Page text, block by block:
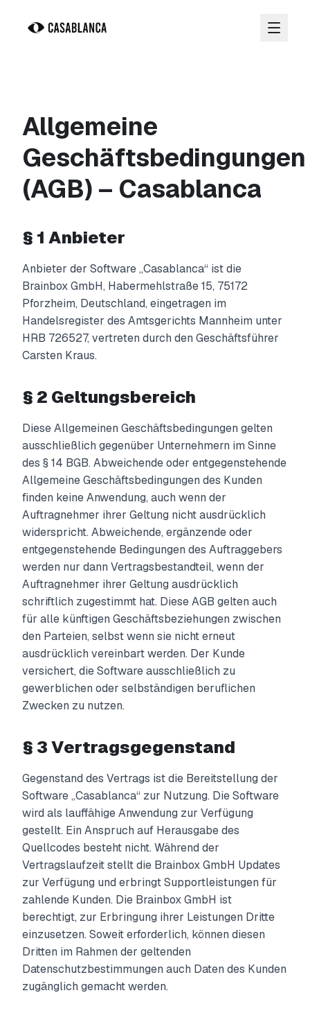
Allgemeine
Geschäftsbedingungen
(AGB) – Casablanca
§ 1 Anbieter
Anbieter der Software „Casablanca“ ist die
Brainbox GmbH, Habermehlstraße 15, 75172
Pforzheim, Deutschland, eingetragen im
Handelsregister des Amtsgerichts Mannheim unter
HRB 726527, vertreten durch den Geschäftsführer
Carsten Kraus.
§ 2 Geltungsbereich
Diese Allgemeinen Geschäftsbedingungen gelten
ausschließlich gegenüber Unternehmern im Sinne
des § 14 BGB. Abweichende oder entgegenstehende
Allgemeine Geschäftsbedingungen des Kunden
finden keine Anwendung, auch wenn der
Auftragnehmer ihrer Geltung nicht ausdrücklich
widerspricht. Abweichende, ergänzende oder
entgegenstehende Bedingungen des Auftraggebers
werden nur dann Vertragsbestandteil, wenn der
Auftragnehmer ihrer Geltung ausdrücklich
schriftlich zugestimmt hat. Diese AGB gelten auch
für alle künftigen Geschäftsbeziehungen zwischen
den Parteien, selbst wenn sie nicht erneut
ausdrücklich vereinbart werden. Der Kunde
versichert, die Software ausschließlich zu
gewerblichen oder selbständigen beruflichen
Zwecken zu nutzen.
§ 3 Vertragsgegenstand
Gegenstand des Vertrags ist die Bereitstellung der
Software „Casablanca“ zur Nutzung. Die Software
wird als lauffähige Anwendung zur Verfügung
gestellt. Ein Anspruch auf Herausgabe des
Quellcodes besteht nicht. Während der
Vertragslaufzeit stellt die Brainbox GmbH Updates
zur Verfügung und erbringt Supportleistungen für
zahlende Kunden. Die Brainbox GmbH ist
berechtigt, zur Erbringung ihrer Leistungen Dritte
einzusetzen. Soweit erforderlich, können diesen
Dritten im Rahmen der geltenden
Datenschutzbestimmungen auch Daten des Kunden
zugänglich gemacht werden.